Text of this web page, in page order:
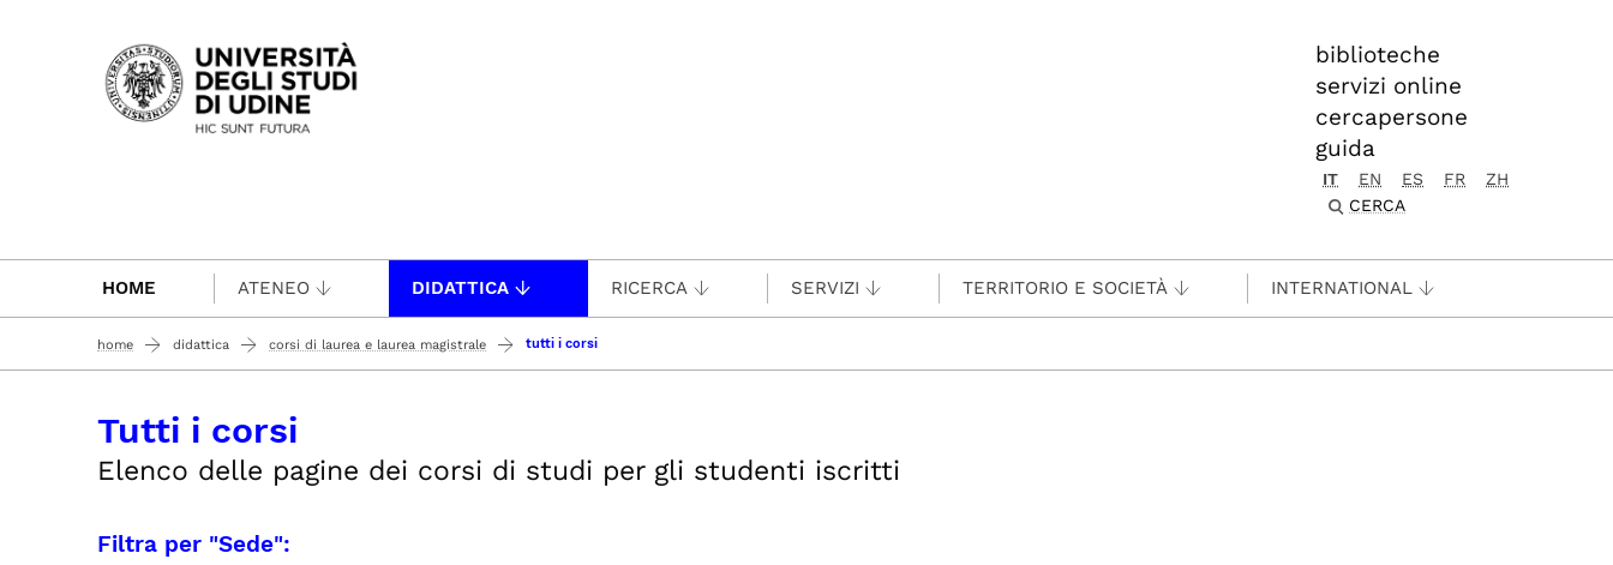
Passa al contenuto principale
biblioteche
servizi online
cercapersone
guida
IT EN ES FR
ZH
CERCA
HOME ATENEO DIDATTICA RICERCA SERVIZI TERRITORIO E SOCIETÀ INTERNATIONAL
home didattica corsi di laurea e laurea magistrale tutti i corsi
Tutti i corsi
Elenco delle pagine dei corsi di studi per gli studenti iscritti
Filtra per "Sede":